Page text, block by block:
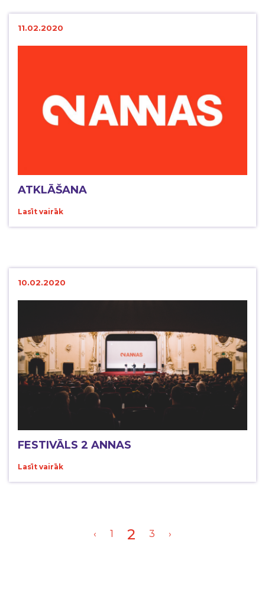
11.02.2020
ATKLĀŠANA
Lasīt vairāk
10.02.2020
FESTIVĀLS 2 ANNAS
Lasīt vairāk
‹ 1 2 3 ›